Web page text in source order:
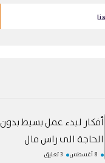
أفكار لبدء عمل بسيط بدون
الحاجة الى راس مال
8 أغسطس 3 تعليق